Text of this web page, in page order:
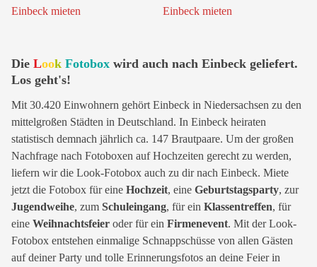
Die Look Fotobox wird auch nach Einbeck geliefert.
Los geht's!
Mit 30.420 Einwohnern gehört Einbeck in Niedersachsen zu den
mittelgroßen Städten in Deutschland. In Einbeck heiraten
statistisch demnach jährlich ca. 147 Brautpaare. Um der großen
Nachfrage nach Fotoboxen auf Hochzeiten gerecht zu werden,
liefern wir die Look-Fotobox auch zu dir nach Einbeck. Miete
jetzt die Fotobox für eine Hochzeit, eine Geburtstagsparty, zur
Jugendweihe, zum Schuleingang, für ein Klassentreffen, für
eine Weihnachtsfeier oder für ein Firmenevent. Mit der Look-
Fotobox entstehen einmalige Schnappschüsse von allen Gästen
auf deiner Party und tolle Erinnerungsfotos an deine Feier in